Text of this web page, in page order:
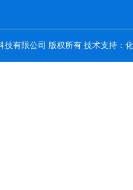
有限公司 版权所有 技术支持：